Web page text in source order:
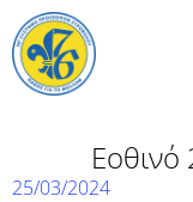
25/03/2024